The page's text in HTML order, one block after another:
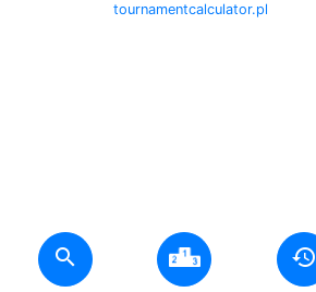
tournamentcalculator.pl
search history